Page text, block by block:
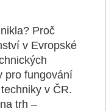
Proč
v Evropské
pro fungování
v ČR.
trh –